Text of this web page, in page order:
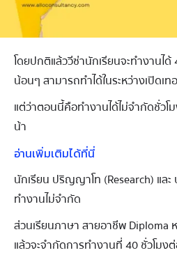
โดยปกติแล้ววีซ่านักเรียนจะทำงานไ
น้อนๆ สามารถทำได้ในระหว่างเปิดเ
แต่ว่าตอนนี้คือทำงานได้ไม่จำกัดชั่ว
น้า
อ่านเพิ่มเติมได้ที่นี่
นักเรียน ปริญญาโท (Research) แล
ทำงานไม่จำกัด
ส่วนเรียนภาษา สายอาชีพ Diploma
แล้วจะจำกัดการทำงานที่ 40 ชั่วโมง